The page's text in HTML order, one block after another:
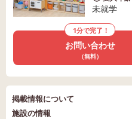
未就学
1分で完了！
お問い合わせ
（無料）
掲載情報について
施設の情報